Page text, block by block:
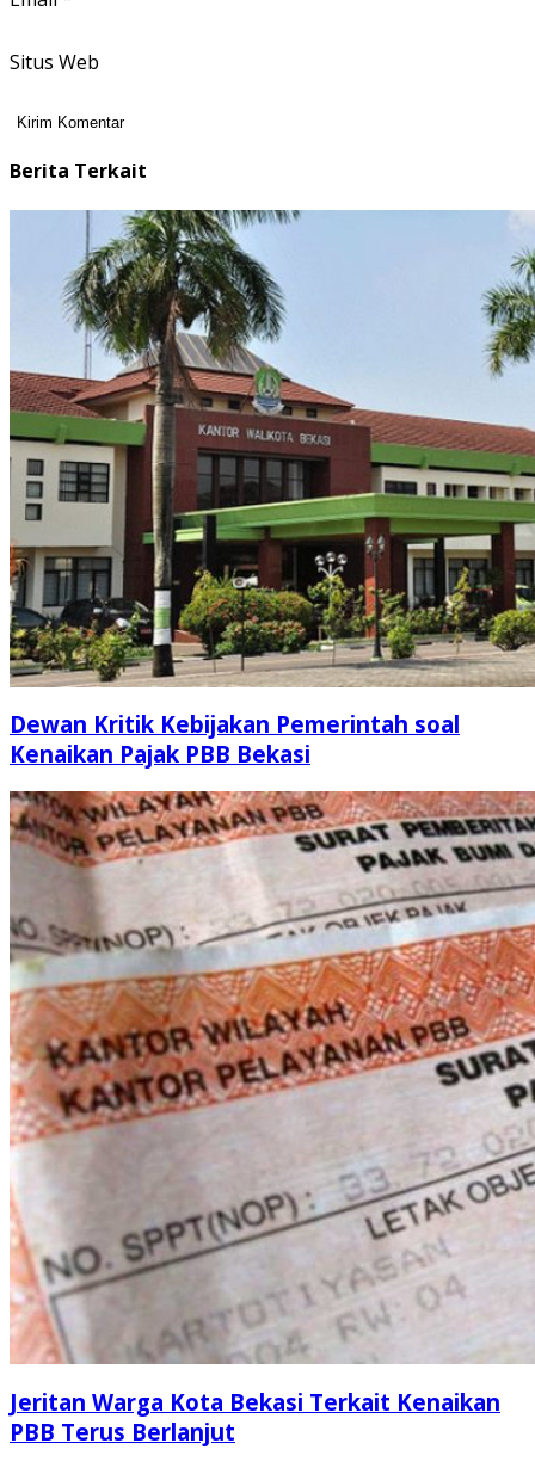
Situs Web
Berita Terkait
Dewan Kritik Kebijakan Pemerintah soal
Kenaikan Pajak PBB Bekasi
Jeritan Warga Kota Bekasi Terkait Kenaikan
PBB Terus Berlanjut